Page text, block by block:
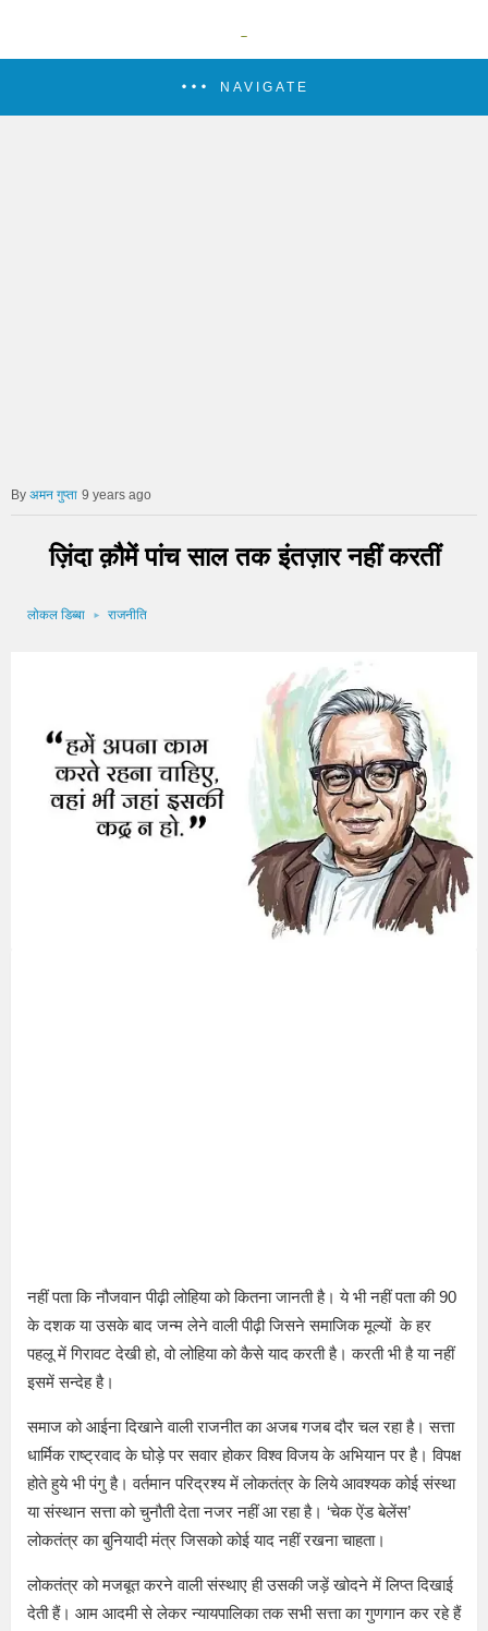
NAVIGATE
अमन गुप्ता 9 years ago
ज़िंदा क़ौमें पांच साल तक इंतज़ार नहीं करतीं
लोकल डिब्बा राजनीति
नहीं पता कि नौजवान पीढ़ी लोहिया को कितना जानती है। ये भी नहीं पता की 90
के दशक या उसके बाद जन्म लेने वाली पीढ़ी जिसने समाजिक मूल्यों के हर
पहलू में गिरावट देखी हो, वो लोहिया को कैसे याद करती है। करती भी है या नहीं
इसमें सन्देह है।
समाज को आईना दिखाने वाली राजनीत का अजब गजब दौर चल रहा है। सत्ता
धार्मिक राष्ट्रवाद के घोड़े पर सवार होकर विश्व विजय के अभियान पर है। विपक्ष
होते हुये भी पंगु है। वर्तमान परिद्रश्य में लोकतंत्र के लिये आवश्यक कोई संस्था
या संस्थान सत्ता को चुनौती देता नजर नहीं आ रहा है। ‘चेक ऐंड बेलेंस’
लोकतंत्र का बुनियादी मंत्र जिसको कोई याद नहीं रखना चाहता।
लोकतंत्र को मजबूत करने वाली संस्थाए ही उसकी जड़ें खोदने में लिप्त दिखाई
देती हैं। आम आदमी से लेकर न्यायपालिका तक सभी सत्ता का गुणगान कर रहे हैं